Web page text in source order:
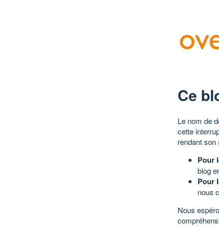
Ce
Le nom de
cette
rendant son
Pour
blog
Pour
nous
Nous